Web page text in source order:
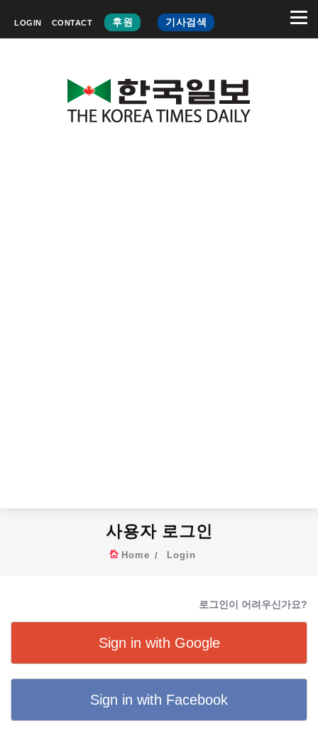
LOGIN CONTACT 후원 기사검색
사용자 로그인
Home Login
로그인이 어려우신가요?
Sign in with Google
Sign in with Facebook